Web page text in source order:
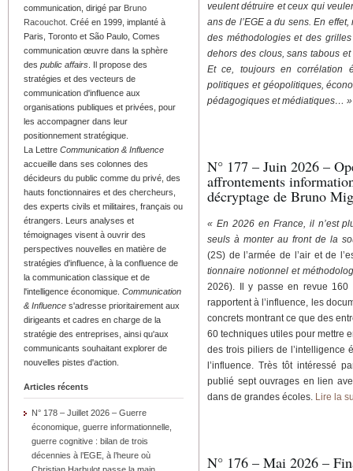
communication, dirigé par Bruno
Racouchot . Créé en 1999, implanté à
Paris, Toronto et São Paulo, Comes
communication œuvre dans la sphère
des public affairs . Il propose des
stratégies et des vecteurs de
communication d'influence aux
organisations publiques et privées, pour
les accompagner dans leur
positionnement stratégique.
La Lettre Communication & Influence
accueille dans ses colonnes des
décideurs du public comme du privé, des
hauts fonctionnaires et des chercheurs,
des experts civils et militaires, français ou
étrangers. Leurs analyses et
témoignages visent à ouvrir des
perspectives nouvelles en matière de
stratégies d'influence, à la confluence de
la communication classique et de
l'intelligence économique. Communication
& Influence s'adresse prioritairement aux
dirigeants et cadres en charge de la
stratégie des entreprises, ainsi qu'aux
communicants souhaitant explorer de
nouvelles pistes d'action.
Articles récents
N° 178 – Juillet 2026 – Guerre
économique, guerre informationnelle,
guerre cognitive : bilan de trois
décennies à l’EGE, à l’heure où
veulent détruire et ceux qui
ans de l’EGE a du sens. En
des méthodologies et des
dehors des clous, sans tabous
Et ce, toujours en corrélation
politiques et géopoli­tiques,
pédagogiques et médiatiques…
N° 177 – Juin 2026 –
affrontements
décryptage de Bruno
« En 2026 en France, il n’est
seuls à monter au front de la
(2S) de l’armée de l’air et de
tionnaire notionnel et
2026). Il y passe en revue 160
rapportent à l’influence, les
concrets montrant ce que des
60 techniques utiles pour mettre
des trois piliers de l’intel­ligence
l’influence. Très tôt in­téressé
publié sept ouvrages en lien
dans de grandes écoles. Lire la
N° 176 – Mai 2026 –